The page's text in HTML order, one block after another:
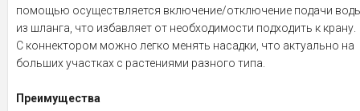
помощью осуществляется включение/отключение подачи
из шланга, что избавляет от необходимости подходить к крану.
С коннектором можно легко менять насадки, что актуально на
больших участках с растениями разного типа.
Преимущества